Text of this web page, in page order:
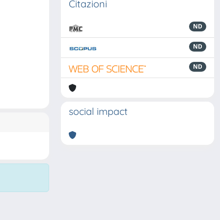
Citazioni
ND
ND
ND
social impact